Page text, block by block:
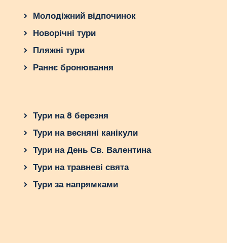
Молодіжний відпочинок
Новорічні тури
Пляжні тури
Раннє бронювання
Тури на 8 березня
Тури на весняні канікули
Тури на День Св. Валентина
Тури на травневі свята
Тури за напрямками